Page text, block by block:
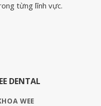
từng lĩnh vực.
DENTAL
WEE